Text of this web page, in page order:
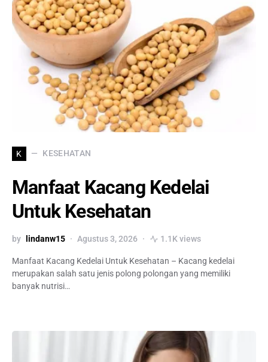
K KESEHATAN
Manfaat Kacang Kedelai
Untuk Kesehatan
by lindanw15 Agustus 3, 2026 1.1K views
Manfaat Kacang Kedelai Untuk Kesehatan – Kacang kedelai
merupakan salah satu jenis polong polongan yang memiliki
banyak nutrisi…